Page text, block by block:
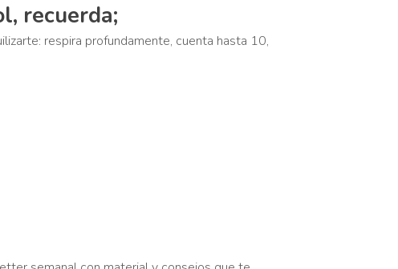
recuerda;
respira profundamente, cuenta hasta 10,